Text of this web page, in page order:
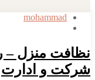
mohammad
نظافت منزل –
شرکت و ادارت